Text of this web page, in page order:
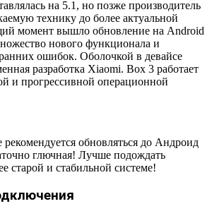
на 5.1, но позже производитель
технику до более актуальной
момент вышло обновление на Android
нового функционала и
ошибок. Оболочкой в девайсе
разработка Xiaomi. Box 3 работает
и прогрессивной операционной
обновляться до Андроид
глючная! Лучше подождать
старой и стабильной системе!